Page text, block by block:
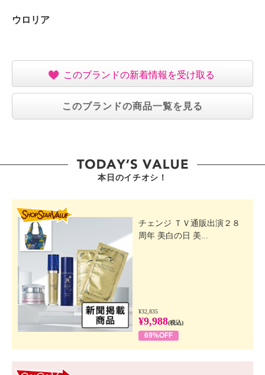
ウロリア
このブランドの新着情報を受け取る
このブランドの商品一覧を見る
本日のイチオシ！
チェンジ ＴＶ通販出演２８
周年 美白の日 美...
¥32,835
¥9,988(税込)
69%OFF